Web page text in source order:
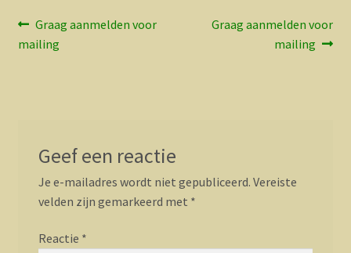
Bericht
navigatie
Vorig
bericht:
Graag aanmelden voor
mailing
Volgend
Graag aanmelden voor
mailing
Geef een reactie
Je e-mailadres wordt niet gepubliceerd. Vereiste
velden zijn gemarkeerd met *
Reactie *